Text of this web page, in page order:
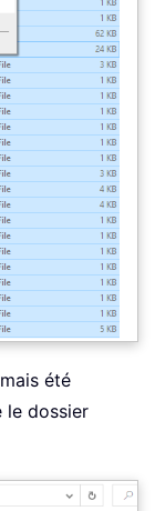
été
le dossier